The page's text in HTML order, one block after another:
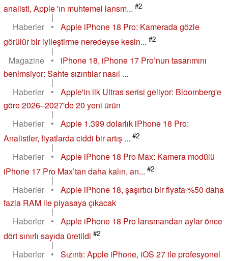
analisti, Apple 'ın muhtemel lansm... #2
|
Haberler
•
Apple iPhone 18 Pro: Kamerada gözle
görülür bir iyileştirme neredeyse kesin... #2
|
Magazine
•
iPhone 18, iPhone 17 Pro’nun tasarımını
benimsiyor: Sahte sızıntılar nasıl ...
|
Haberler
•
Apple'in ilk Ultras serisi geliyor: Bloomberg'e
göre 2026–2027'de 20 yeni ürün
|
Haberler
•
Apple 1.399 dolarlık iPhone 18 Pro:
Analistler, fiyatlarda ciddi bir artış ... #2
|
Haberler
•
Apple iPhone 18 Pro Max: Kamera modülü
iPhone 17 Pro Max’tan daha kalın, an... #2
|
Haberler
•
Apple iPhone 18, şaşırtıcı bir fiyata %50 daha
fazla RAM ile piyasaya çıkacak
|
Haberler
•
Apple iPhone 18 Pro lansmandan aylar önce
dört sınırlı sayıda üretildi #2
|
Haberler
•
Sızıntı: Apple iPhone, iOS 27 ile profesyonel